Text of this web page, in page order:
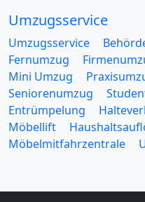
Umzugsservice
Umzugsservice
Fernumzug
Mini Umzug
Seniorenumzug
Entrümpelung
Möbellift
Möbelmitfahrzentrale